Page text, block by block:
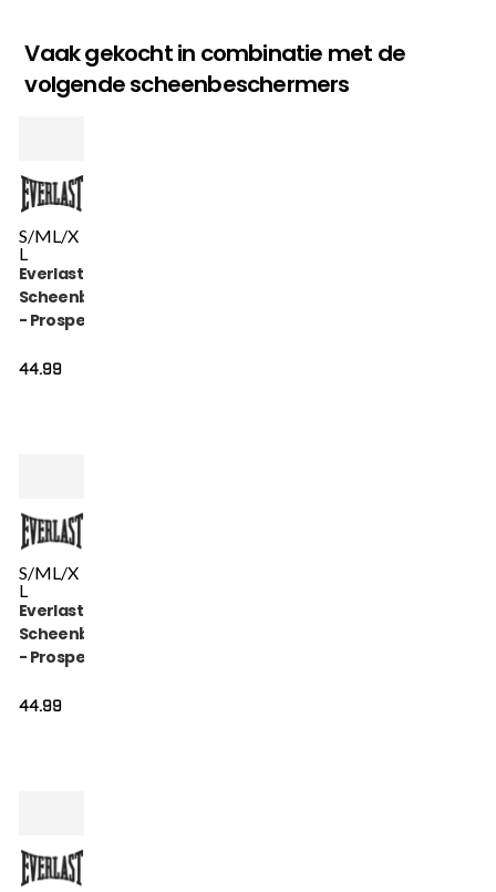
Vaak gekocht in combinatie met de
volgende scheenbeschermers
S/ML/X
L
Everlast
Scheenbeschermer
- Prospect Youth -
44.99
S/ML/X
L
Everlast
Scheenbeschermer
- Prospect Youth -
44.99